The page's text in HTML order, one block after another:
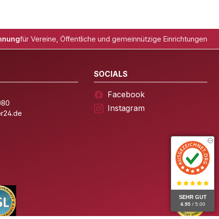
für Vereine, Öffentliche und gemeinnützige Einrichtungen
SOCIALS
Facebook
Instagram
SEHR GUT
4.95 / 5.00